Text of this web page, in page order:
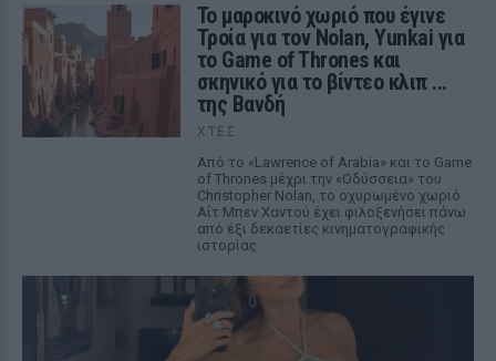
Το μαροκινό χωριό που έγινε
Τροία για τον Nolan, Yunkai για
το Game of Thrones και
σκηνικό για το βίντεο κλιπ ...
της Βανδή
ΧΤΕΣ
Από το «Lawrence of Arabia» και το Game
of Thrones μέχρι την «Οδύσσεια» του
Christopher Nolan, το οχυρωμένο χωριό
Αΐτ Μπεν Χαντού έχει φιλοξενήσει πάνω
από έξι δεκαετίες κινηματογραφικής
ιστορίας